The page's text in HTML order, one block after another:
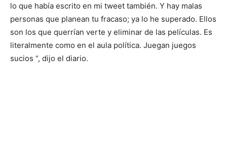
lo que había escrito en mi tweet también. Y hay malas
personas que planean tu fracaso; ya lo he superado. Ellos
son los que querrían verte y eliminar de las películas. Es
literalmente como en el aula política. Juegan juegos
sucios “, dijo el diario.